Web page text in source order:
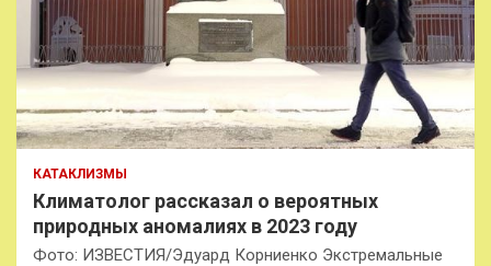
КАТАКЛИЗМЫ
Климатолог рассказал о вероятных
природных аномалиях в 2023 году
Фото: ИЗВЕСТИЯ/Эдуард Корниенко Экстремальные